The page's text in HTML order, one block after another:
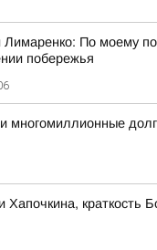
По моему
побережья
многомиллионные
Хапочкина, краткость